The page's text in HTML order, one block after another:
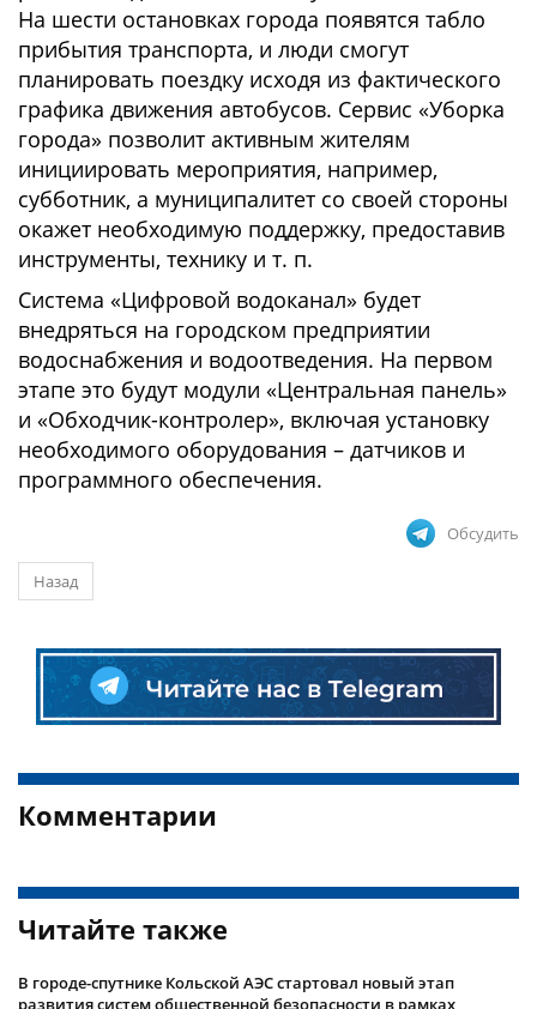
На шести остановках города появятся табло
прибытия транспорта, и люди смогут
планировать поездку исходя из фактического
графика движения автобусов. Сервис «Уборка
города» позволит активным жителям
инициировать мероприятия, например,
субботник, а муниципалитет со своей стороны
окажет необходимую поддержку, предоставив
инструменты, технику и т. п.
Система «Цифровой водоканал» будет
внедряться на городском предприятии
водоснабжения и водоотведения. На первом
этапе это будут модули «Центральная панель»
и «Обходчик-контролер», включая установку
необходимого оборудования – датчиков и
программного обеспечения.
Обсудить
Назад
Комментарии
Читайте также
В городе-спутнике Кольской АЭС стартовал новый этап
развития систем общественной безопасности в рамках